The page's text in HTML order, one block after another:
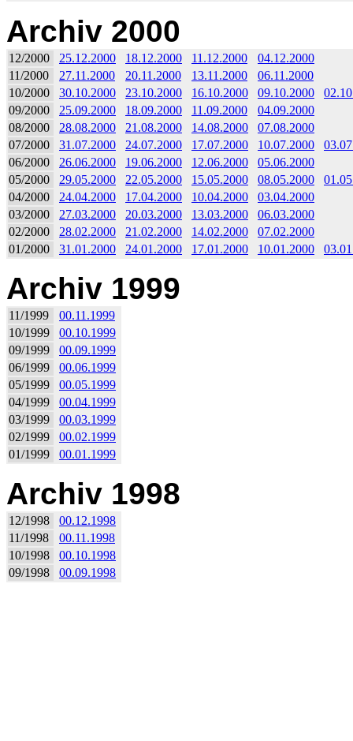
Archiv 2000
12/2000 25.12.2000 18.12.2000 11.12.2000
04.12.2000
11/2000
27.11.2000 20.11.2000 13.11.2000
06.11.2000
10/2000
30.10.2000 23.10.2000 16.10.2000 09.10.2000
09/2000
25.09.2000 18.09.2000 11.09.2000
04.09.2000
08/2000
28.08.2000 21.08.2000 14.08.2000
07.08.2000
07/2000
31.07.2000 24.07.2000 17.07.2000 10.07.2000
06/2000
26.06.2000 19.06.2000 12.06.2000
05.06.2000
05/2000
29.05.2000 22.05.2000 15.05.2000 08.05.2000
04/2000
24.04.2000 17.04.2000 10.04.2000
03.04.2000
03/2000
27.03.2000 20.03.2000 13.03.2000
06.03.2000
02/2000
28.02.2000 21.02.2000 14.02.2000
07.02.2000
01/2000
31.01.2000 24.01.2000 17.01.2000 10.01.2000
Archiv 1999
11/1999
00.11.1999
10/1999
00.10.1999
09/1999
00.09.1999
06/1999
00.06.1999
05/1999
00.05.1999
04/1999
00.04.1999
03/1999
00.03.1999
02/1999
00.02.1999
01/1999
00.01.1999
Archiv 1998
12/1998
00.12.1998
11/1998
00.11.1998
10/1998
00.10.1998
09/1998
00.09.1998